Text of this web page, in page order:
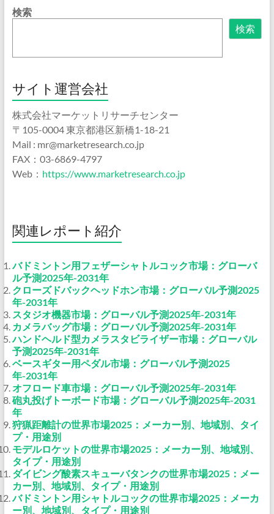
検索
検索
サイト運営会社
株式会社マーケットリサーチセンター
〒105-0004 東京都港区新橋1-18-21
Mail : mr@marketresearch.co.jp
FAX：03-6869-4797
Web： https://www.marketresearch.co.jp
関連レポート紹介
バドミントン用フェザーシャトルコック市場：グローバ
ル予測2025年-2031年
クローズドバックヘッドホン市場：グローバル予測2025
年-2031年
スタジオ機器市場：グローバル予測2025年-2031年
カメラバッグ市場：グローバル予測2025年-2031年
ハンドヘルド型カメラスタビライザー市場：グローバル
予測2025年-2031年
ベースギター用ペダル市場：グローバル予測2025
年-2031年
オフロード車市場：グローバル予測2025年-2031年
砲丸投げトーボード市場：グローバル予測2025年-2031
年
狩猟距離計の世界市場2025：メーカー別、地域別、タイ
プ・用途別
モデルロケットの世界市場2025：メーカー別、地域別、
タイプ・用途別
ダイビング酸素スキューバタンクの世界市場2025：メー
カー別、地域別、タイプ・用途別
バドミントン用シャトルコックの世界市場2025：メーカ
ー別、地域別、タイプ・用途別